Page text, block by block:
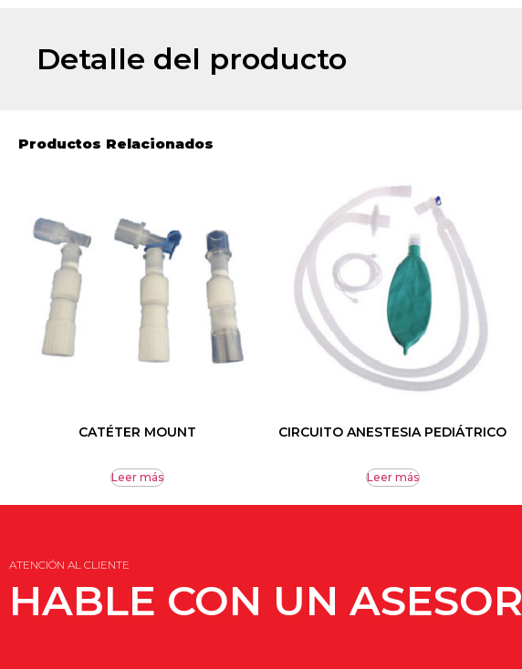
Detalle del producto
Productos Relacionados
CATÉTER MOUNT
Leer más
CIRCUITO ANESTESIA PEDIÁTRICO
Leer más
ATENCIÓN AL CLIENTE
HABLE CON UN ASESOR